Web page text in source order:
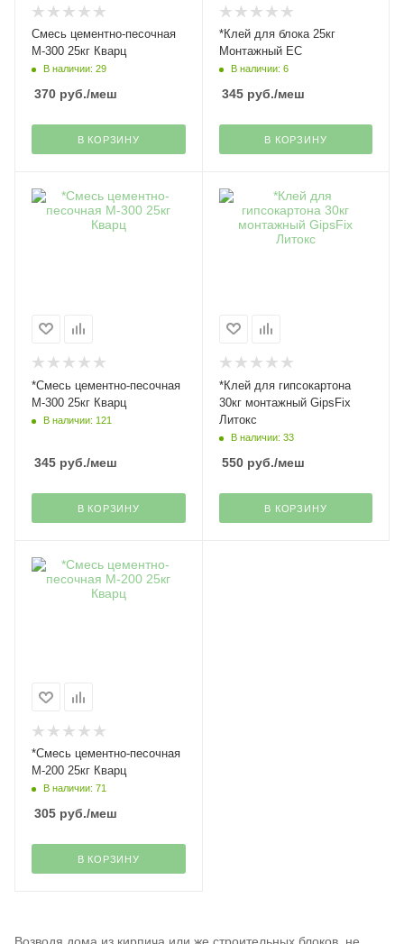
Смесь цементно-песочная
М-300 25кг Кварц
В наличии: 29
370 руб./меш
В КОРЗИНУ
*Клей для блока 25кг
Монтажный ЕС
В наличии: 6
345руб./меш
В КОРЗИНУ
*Смесь цементно-песочная
М-300 25кг Кварц
В наличии: 121
345 руб./меш
В КОРЗИНУ
*Клей для гипсокартона
30кг монтажный GipsFix
Литокс
В наличии: 33
550руб./меш
В КОРЗИНУ
*Смесь цементно-песочная
М-200 25кг Кварц
В наличии: 71
305 руб./меш
В КОРЗИНУ